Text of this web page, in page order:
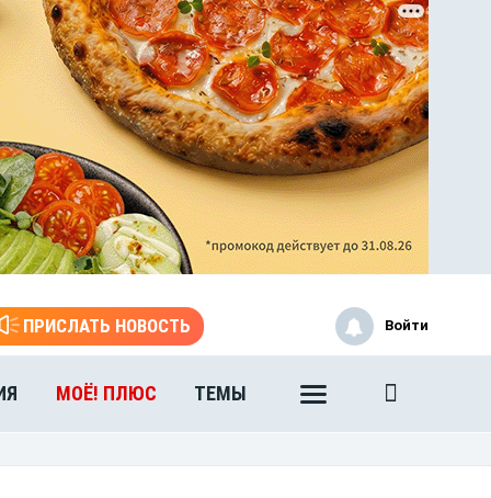
ПРИСЛАТЬ НОВОСТЬ
МОЁ! ПЛЮС ТЕМЫ
Войти